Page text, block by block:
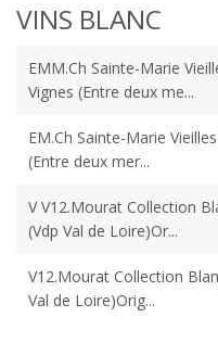
VINS BLANC
EMM.Ch Sainte-Marie
Vignes (Entre deux me...
EM.Ch Sainte-Marie
(Entre deux mer...
V V12.Mourat Collection
(Vdp Val de Loire)Or...
V12.Mourat Collection
Val de Loire)Orig...